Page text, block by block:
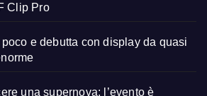
Clip Pro
e debutta con display da quasi
una supernova: l’evento è